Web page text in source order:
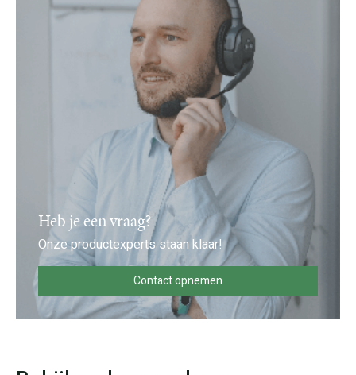
Heb je een vraag?
Onze productexperts staan klaar!
Contact opnemen